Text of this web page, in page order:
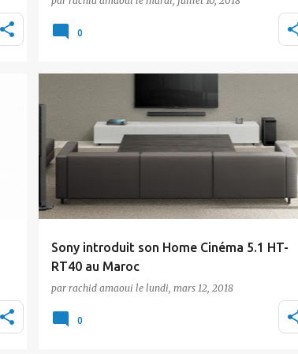
Afin d’accompagner efficacement tous les
chez vous, Sony …
0
Sony introduit son Home Cinéma 5.1 HT-
RT40 au Maroc
d'annoncer le lancement de son Home
par rachid amaoui le lundi, mars 12, 2018
0